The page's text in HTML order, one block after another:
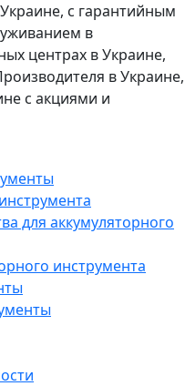
с гарантийным
в
центрах в Украине,
в Украине,
с акциями и
для аккумуляторного
инструмента